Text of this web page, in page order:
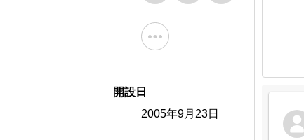
開設日
2005年9月23日